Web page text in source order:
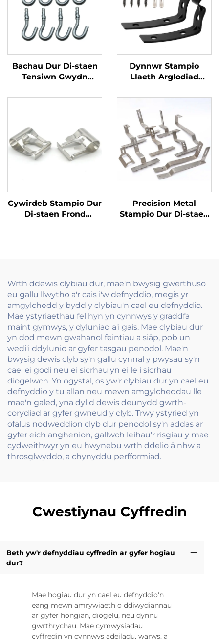
Bachau Dur Di-staen
Tensiwn Gwydn
Rhannau Peiriannau
Dynnwr Stampio
Llaeth Arglodiad
Ffigys Car/12
Cywirdeb Stampio Dur
Di-staen Frond
Precision Metal
Stampio Dur Di-staen
Wrth ddewis clybiau dur, mae'n bwysig gwerthuso
eu gallu llwytho a'r cais i'w defnyddio, megis yr
amgylchedd y bydd y clybiau'n cael eu defnyddio.
Mae ystyriaethau fel hyn yn cynnwys y graddfa
maint gymwys, y dyluniad a'i gais. Mae clybiau dur
yn dod mewn gwahanol feintiau a siâp, pob un
wedi'i ddylunio ar gyfer tasgau penodol. Mae'n
bwysig dewis clyb sy'n gallu cynnal y pwysau sy'n
cael ei godi neu ei sicrhau yn ei le i sicrhau
diogelwch. Yn ogystal, os yw'r clybiau dur yn cael eu
defnyddio y tu allan neu mewn amgylcheddau lle
mae'n galed, yna dylid dewis deunydd gwrth-
corydiad ar gyfer gwneud y clyb. Trwy ystyried yn
ofalus nodweddion clyb dur penodol sy'n addas ar
gyfer eich anghenion, gallwch leihau'r risgiau y mae
cydweithwyr yn eu hwynebu wrth ddelio â nhw a
throsglwyddo, a chynyddu perfformiad.
Cwestiynau Cyffredin
Beth yw'r defnyddiau cyffredin ar gyfer hogiau
dur?
Mae hogiau dur yn cael eu defnyddio'n
eang mewn amrywiaeth o ddiwydiannau
ar gyfer hongian, diogelu, neu dynnu
gwrthrychau. Mae cymwysiadau
cyffredin yn cynnwys adeiladu, warws, a